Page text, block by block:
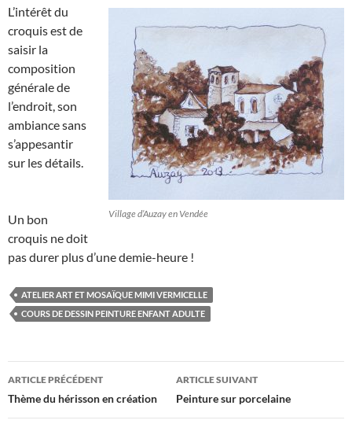
Village d’Auzay en Vendée
L’intérêt du
croquis est de
saisir la
composition
générale de
l’endroit, son
ambiance sans
s’appesantir
sur les détails.
Un bon
croquis ne doit
pas durer plus d’une demie-heure !
ATELIER ART ET MOSAÏQUE MIMI VERMICELLE
COURS DE DESSIN PEINTURE ENFANT ADULTE
Navigation
des
ARTICLE PRÉCÉDENT
Thème du hérisson en création
ARTICLE SUIVANT
Peinture sur porcelaine